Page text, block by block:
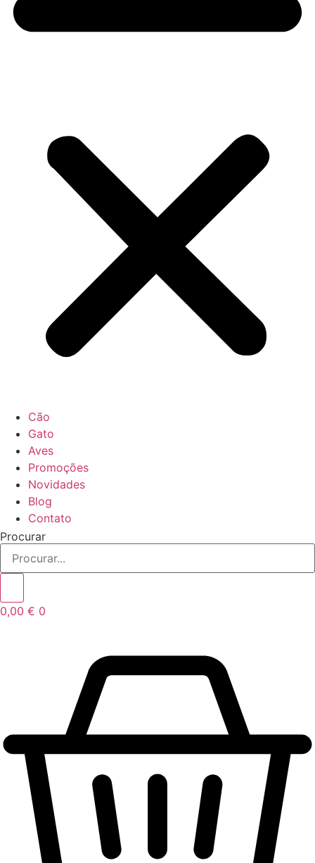
Cão
Gato
Aves
Promoções
Novidades
Blog
Contato
Procurar
0,00 € 0